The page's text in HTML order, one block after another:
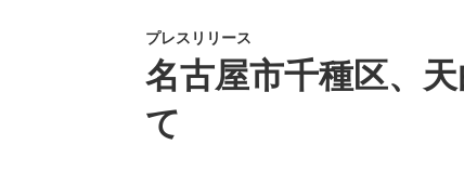
ニュース（新しいウィンドウを開きます）
プレスリリース
名古屋市千種区、
て